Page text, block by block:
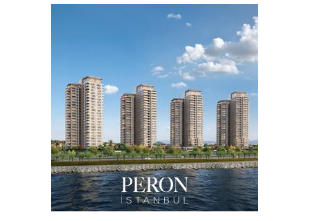
Esat BİNDESEN
Başkan Sekmen’den Erzurum’a
bir vizyon proje daha!
02 Ağustos 2026 Pazar
Kadir SABUNCUOĞLU
Erzurumspor’un köşe taşları
29 Haziran 2026 Pazartesi